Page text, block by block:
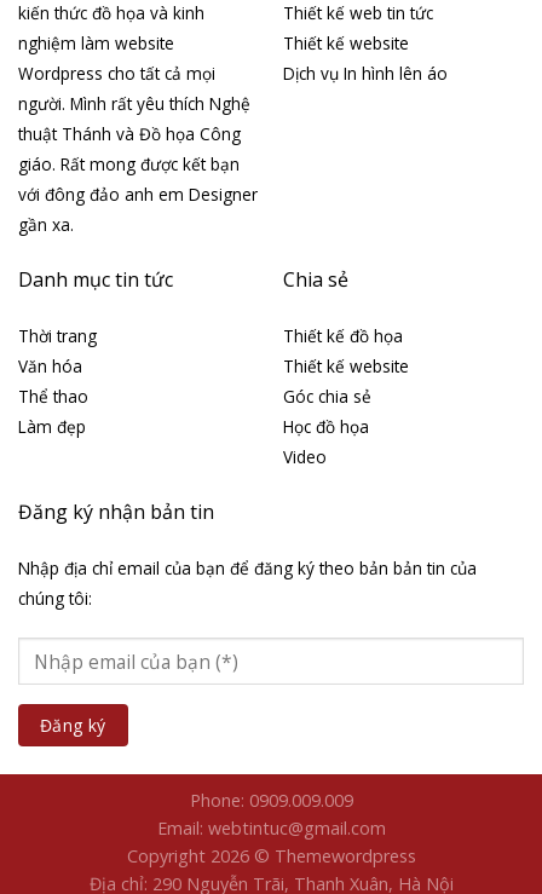
kiến thức đồ họa và kinh
nghiệm làm website
Wordpress cho tất cả mọi
người. Mình rất yêu thích Nghệ
thuật Thánh và Đồ họa Công
giáo. Rất mong được kết bạn
với đông đảo anh em Designer
gần xa.
Thiết kế web tin tức
Thiết kế website
Dịch vụ In hình lên áo
Danh mục tin tức
Thời trang
Văn hóa
Thể thao
Làm đẹp
Chia sẻ
Thiết kế đồ họa
Thiết kế website
Góc chia sẻ
Học đồ họa
Video
Đăng ký nhận bản tin
Nhập địa chỉ email của bạn để đăng ký theo bản bản tin của
chúng tôi:
Phone: 0909.009.009
Email: webtintuc@gmail.com
Copyright 2026 © Themewordpress
Địa chỉ: 290 Nguyễn Trãi, Thanh Xuân, Hà Nội